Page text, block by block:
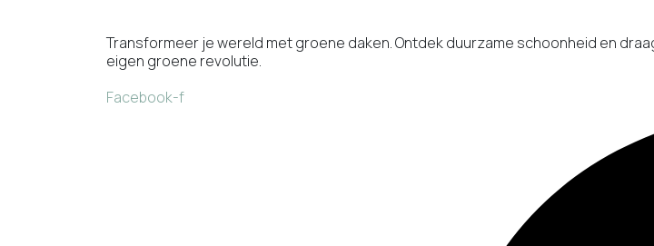
Transformeer je wereld met groene daken. Ontdek duurzame schoonheid en
eigen groene revolutie.
Facebook-f